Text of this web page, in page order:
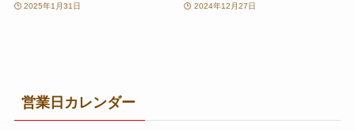
2025年1月31日 2024年12月27日
営業日カレンダー